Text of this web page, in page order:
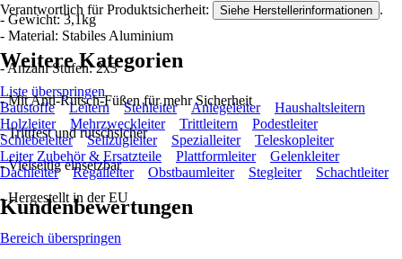
- Gewicht: 3,1kg
- Material: Stabiles Aluminium
- Anzahl Stufen: 2x3
- Mit Anti-Rutsch-Füßen für mehr Sicherheit
- Trittfest und rutschsicher
- Vielseitig einsetzbar
- Hergestellt in der EU
Verantwortlich für Produktsicherheit: Siehe Herstellerinformationen .
Weitere Kategorien
Liste überspringen
Baustoffe
Leitern Stehleiter Anlegeleiter
Haushaltsleitern
Holzleiter
Mehrzweckleiter Trittleitern
Podestleiter
Schiebeleiter
Seilzugleiter Spezialleiter
Teleskopleiter
Leiter Zubehör & Ersatzteile
Plattformleiter
Gelenkleiter
Dachleiter
Regalleiter Obstbaumleiter Stegleiter Schachtleiter
Kundenbewertungen
Bereich überspringen